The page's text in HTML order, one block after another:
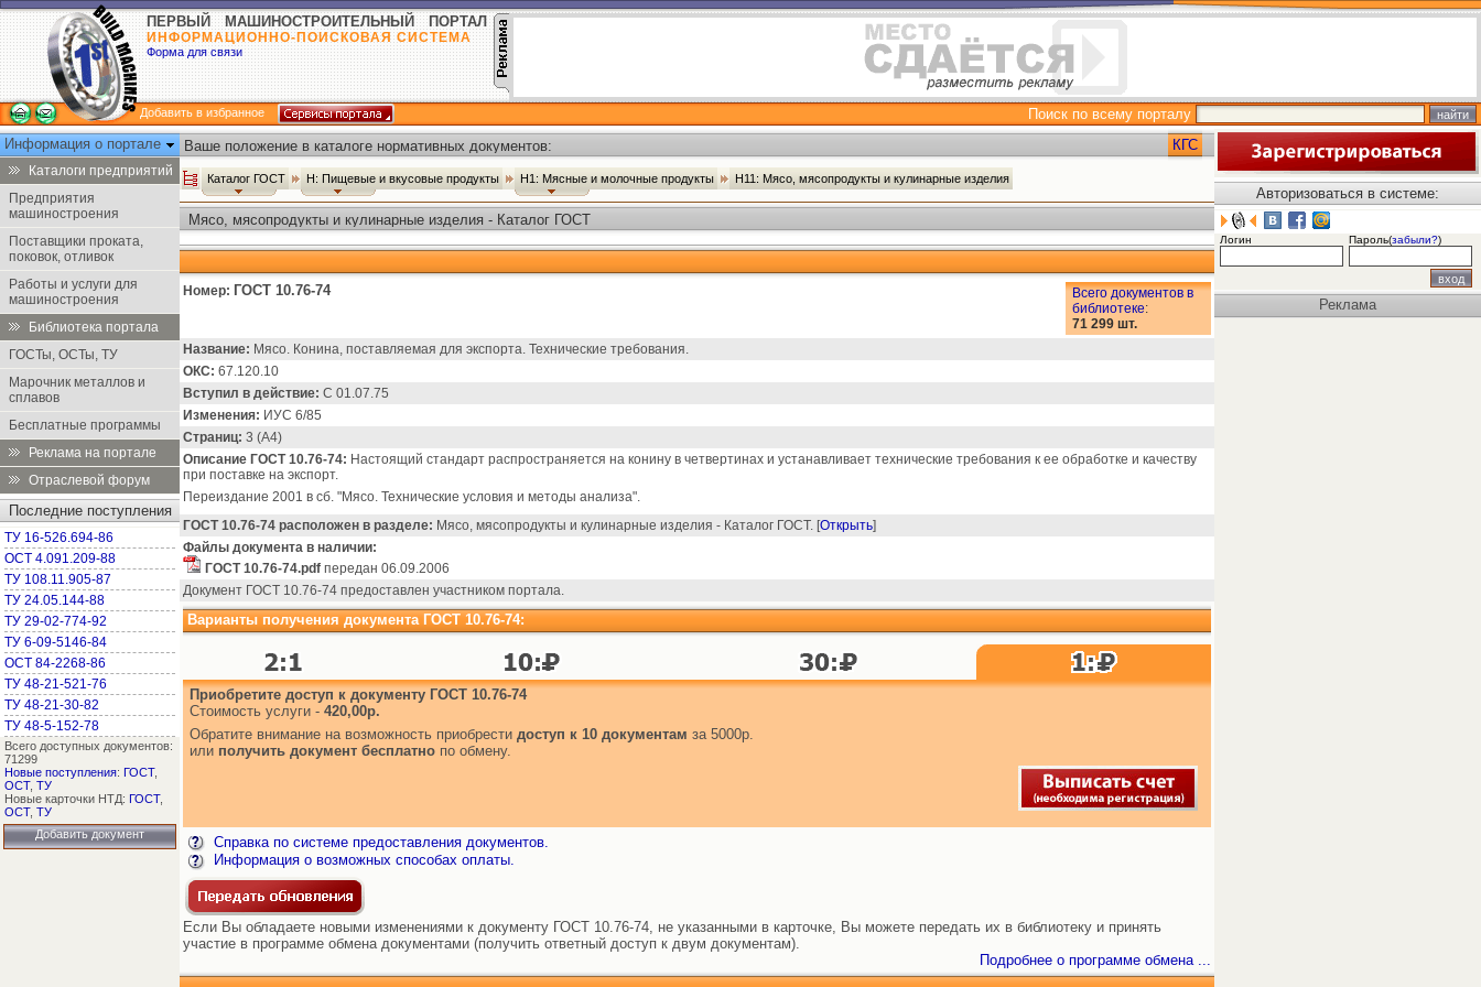
ПЕРВЫЙ МАШИНОСТРОИТЕЛЬНЫЙ ПОРТАЛ
ИНФОРМАЦИОННО-ПОИСКОВАЯ СИСТЕМА
Форма для связи
Добавить в избранное
Поиск по всему порталу
Информация о портале
Каталоги предприятий
Предприятия
машиностроения
Поставщики проката,
поковок, отливок
Работы и услуги для
машиностроения
Библиотека портала
ГОСТы, ОСТы, ТУ
Марочник металлов и
сплавов
Бесплатные программы
Реклама на портале
Отраслевой форум
Последние поступления
ТУ 16-526.694-86
ОСТ 4.091.209-88
ТУ 108.11.905-87
ТУ 24.05.144-88
ТУ 29-02-774-92
ТУ 6-09-5146-84
ОСТ 84-2268-86
ТУ 48-21-521-76
ТУ 48-21-30-82
ТУ 48-5-152-78
Всего доступных документов:
71299
Новые поступления: ГОСТ,
ОСТ, ТУ
Новые карточки НТД: ГОСТ,
ОСТ, ТУ
Добавить документ
Ваше положение в каталоге нормативных документов: КГС
Каталог ГОСТ Н: Пищевые и вкусовые продукты Н1: Мясные и молочные продукты Н11: Мясо, мясопродукты и кулинарные изделия
Мясо, мясопродукты и кулинарные изделия - Каталог ГОСТ
Номер: ГОСТ 10.76-74
Всего документов в
библиотеке:
71 299 шт.
Название: Мясо. Конина, поставляемая для экспорта. Технические требования.
ОКС: 67.120.10
Вступил в действие: C 01.07.75
Изменения: ИУС 6/85
Страниц: 3 (А4)
Описание ГОСТ 10.76-74: Настоящий стандарт распространяется на конину в четвертинах и устанавливает технические требования к ее обработке и качеству
при поставке на экспорт.
Переиздание 2001 в сб. "Мясо. Технические условия и методы анализа".
ГОСТ 10.76-74 расположен в разделе: Мясо, мясопродукты и кулинарные изделия - Каталог ГОСТ. [Открыть]
Файлы документа в наличии:
ГОСТ 10.76-74.pdf передан 06.09.2006
Документ ГОСТ 10.76-74 предоставлен участником портала.
Варианты получения документа ГОСТ 10.76-74:
Приобретите доступ к документу ГОСТ 10.76-74
Стоимость услуги - 420,00р.
Обратите внимание на возможность приобрести доступ к 10 документам за 5000р.
или получить документ бесплатно по обмену.
Справка по системе предоставления документов.
Информация о возможных способах оплаты.
Если Вы обладаете новыми изменениями к документу ГОСТ 10.76-74, не указанными в карточке, Вы можете передать их в библиотеку и принять
участие в программе обмена документами (получить ответный доступ к двум документам).
Подробнее о программе обмена ...
Авторизоваться в системе:
Логин Пароль(забыли?)
Реклама